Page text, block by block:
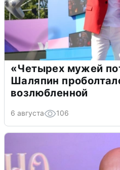
«Четырех мужей
Шаляпин
возлюбленной
6 августа 106